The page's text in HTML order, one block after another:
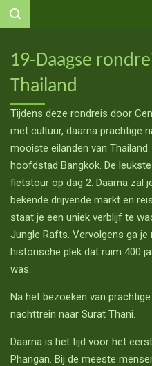
Ga
de
hoofdinhoud
19-Daagse
Thailand
Tijdens deze rondreis door
met cultuur, daarna prachtige
mooiste eilanden van
hoofdstad Bangkok. De
fietstour op dag 2. Daarna zal
bekende drijvende markt en
staat je een uniek verblijf te
Jungle Rafts. Vervolgens ga je
historische plek dat ruim 400
was.
Na het bezoeken van
nachttrein naar Surat Thani.
Daarna is het tijd voor het
Phangan. Bij de meeste